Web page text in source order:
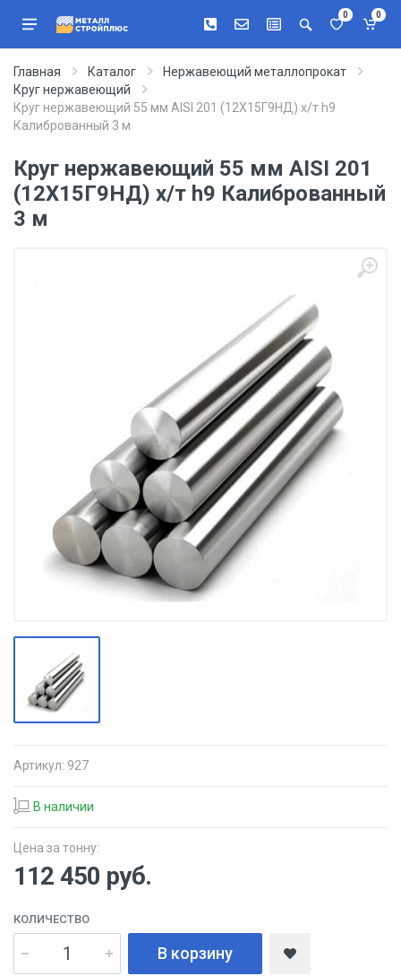
0 0
Главная Каталог
Нержавеющий металлопрокат
Круг нержавеющий
Круг нержавеющий 55 мм AISI 201 (12Х15Г9НД) х/т h9
Калиброванный 3 м
Круг нержавеющий 55 мм AISI 201
(12Х15Г9НД) х/т h9 Калиброванный
3 м
Артикул: 927
В наличии
Цена за тонну:
112 450 руб.
КОЛИЧЕСТВО
В корзину